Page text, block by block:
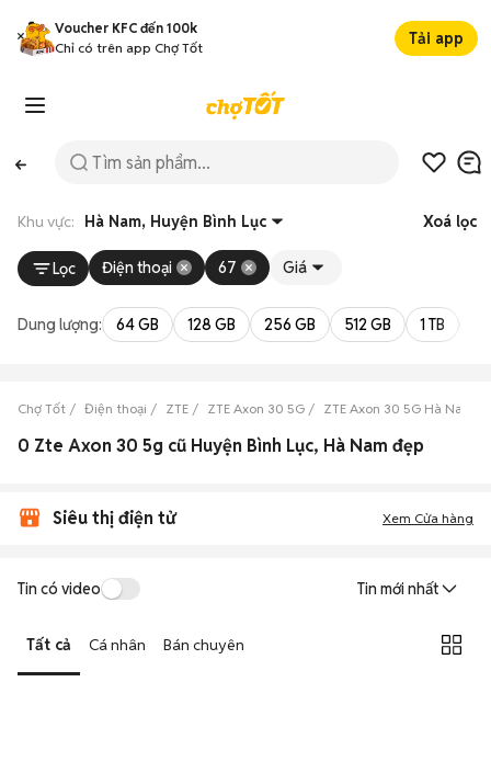
Voucher KFC đến 100k
Chỉ có trên app Chợ Tốt
Tải app
Khu vực: Hà Nam, Huyện Bình Lục Xoá lọc
Lọc Điện thoại 67 Giá
Dung lượng: 64 GB 128 GB 256 GB 512 GB 1 TB
Chợ Tốt Điện thoại ZTE ZTE Axon 30 5G ZTE Axon 30 5G Hà Nam
0 Zte Axon 30 5g cũ Huyện Bình Lục, Hà Nam đẹp
Siêu thị điện tử Xem Cửa hàng
Tin có video Tin mới nhất
Tất cả Cá nhân Bán chuyên